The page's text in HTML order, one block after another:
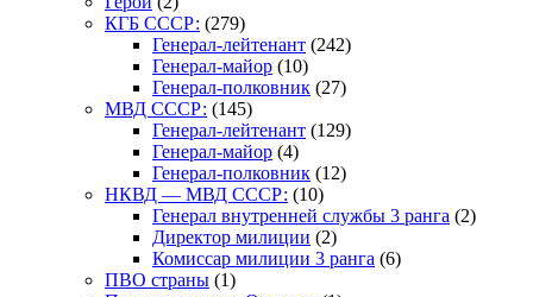
КГБ СССР: (279)
Генерал-лейтенант (242)
Генерал-майор (10)
Генерал-полковник (27)
МВД СССР: (145)
Генерал-лейтенант (129)
Генерал-майор (4)
Генерал-полковник (12)
НКВД — МВД СССР: (10)
Генерал внутренней службы 3 ранга (2)
Директор милиции (2)
Комиссар милиции 3 ранга (6)
ПВО страны (1)